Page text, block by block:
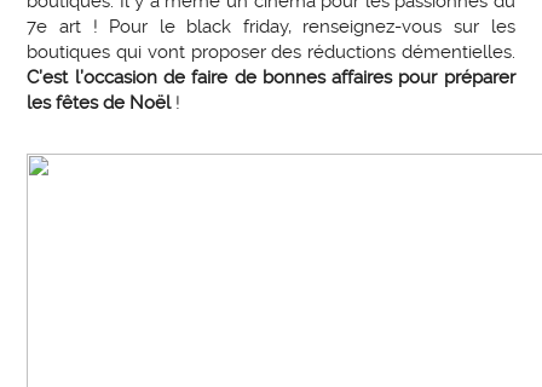
7e art ! Pour le black friday, renseignez-vous sur les
boutiques qui vont proposer des réductions démentielles.
C’est l’occasion de faire de bonnes affaires pour préparer
les fêtes de Noël!